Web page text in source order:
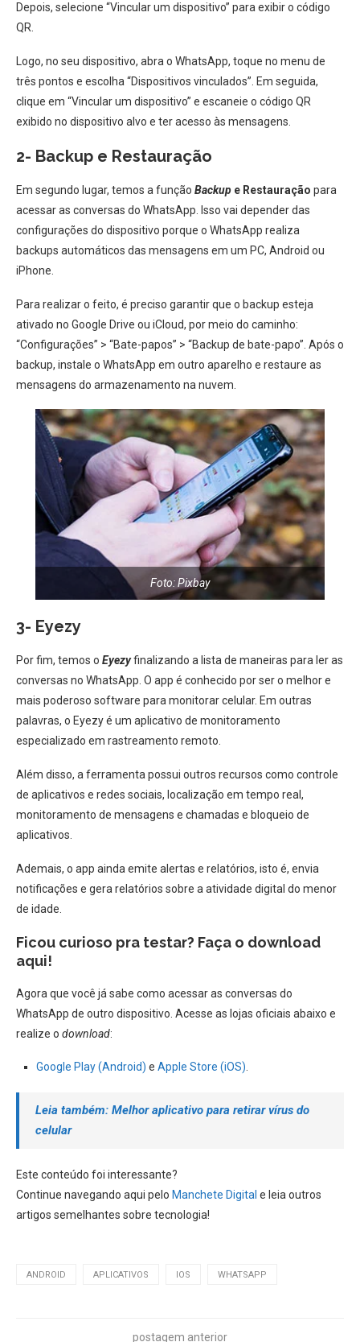
Depois, selecione “Vincular um dispositivo” para exibir o código
QR.
Logo, no seu dispositivo, abra o WhatsApp, toque no menu de
três pontos e escolha “Dispositivos vinculados”. Em seguida,
clique em “Vincular um dispositivo” e escaneie o código QR
exibido no dispositivo alvo e ter acesso às mensagens.
2- Backup e Restauração
Em segundo lugar, temos a função Backup e Restauração para
acessar as conversas do WhatsApp. Isso vai depender das
configurações do dispositivo porque o WhatsApp realiza
backups automáticos das mensagens em um PC, Android ou
iPhone.
Para realizar o feito, é preciso garantir que o backup esteja
ativado no Google Drive ou iCloud, por meio do caminho:
“Configurações” > “Bate-papos” > “Backup de bate-papo”. Após o
backup, instale o WhatsApp em outro aparelho e restaure as
mensagens do armazenamento na nuvem.
Foto: Pixbay
3- Eyezy
Por fim, temos o Eyezyfinalizando a lista de maneiras para ler as
conversas no WhatsApp. O app é conhecido por ser o melhor e
mais poderoso software para monitorar celular. Em outras
palavras, o Eyezy é um aplicativo de monitoramento
especializado em rastreamento remoto.
Além disso, a ferramenta possui outros recursos como controle
de aplicativos e redes sociais, localização em tempo real,
monitoramento de mensagens e chamadas e bloqueio de
aplicativos.
Ademais, o app ainda emite alertas e relatórios, isto é, envia
notificações e gera relatórios sobre a atividade digital do menor
de idade.
Ficou curioso pra testar? Faça o download
aqui!
Agora que você já sabe como acessar as conversas do
WhatsApp de outro dispositivo. Acesse as lojas oficiais abaixo e
realize o download:
Google Play (Android) e Apple Store (iOS)
Leia também: Melhor aplicativo para retirar vírus do
celular
Este conteúdo foi interessante?
Continue navegando aqui pelo Manchete Digital e leia outros
artigos semelhantes sobre tecnologia!
ANDROID APLICATIVOS IOS WHATSAPP
postagem anterior